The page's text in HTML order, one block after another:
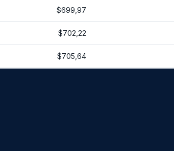
$699,97
$702,22
$705,64